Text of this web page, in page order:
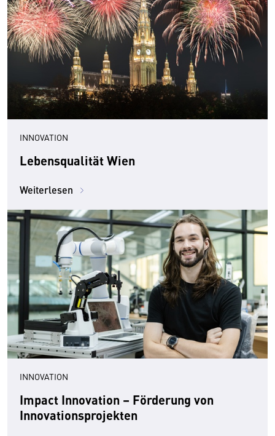
INNOVATION
Lebensqualität Wien
Weiterlesen
INNOVATION
Impact Innovation – Förderung von
Innovationsprojekten